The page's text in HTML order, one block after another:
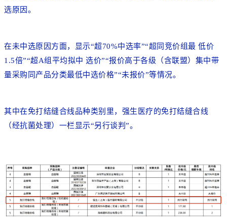
选原因。
在未中选原因方面，显示“超70%中选率”“超同竞价组最 低价
1.5倍”“超A组平均拟中 选价”“报价高于各级（含联盟）集中带
量采购同产品分类最低中选价格”“未报价”等情况。
其中在免打结缝合线品种类别里，强生医疗的免打结缝合线
（经抗菌处理）一栏显示“另行谈判”。